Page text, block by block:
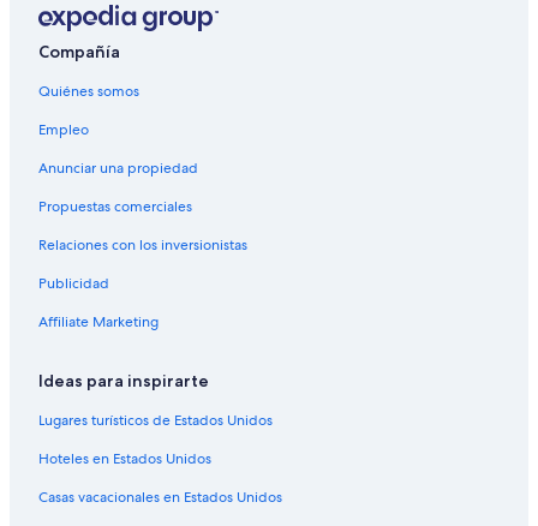
Compañía
Quiénes somos
Empleo
Anunciar una propiedad
Propuestas comerciales
Relaciones con los inversionistas
Publicidad
Affiliate Marketing
Ideas para inspirarte
Lugares turísticos de Estados Unidos
Hoteles en Estados Unidos
Casas vacacionales en Estados Unidos